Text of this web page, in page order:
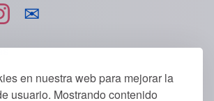
en nuestra web para mejorar la
usuario. Mostrando contenido
en YouTube
Visítanos en Instagram
✉